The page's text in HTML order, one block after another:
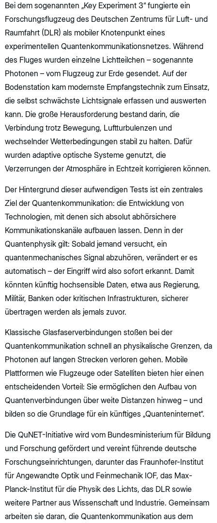
Bei dem sogenannten „Key Experiment 3“ fungierte ein
Forschungsflugzeug des Deutschen Zentrums für Luft- und
Raumfahrt (DLR) als mobiler Knotenpunkt eines
experimentellen Quantenkommunikationsnetzes. Während
des Fluges wurden einzelne Lichtteilchen – sogenannte
Photonen – vom Flugzeug zur Erde gesendet. Auf der
Bodenstation kam modernste Empfangstechnik zum Einsatz,
die selbst schwächste Lichtsignale erfassen und auswerten
kann. Die große Herausforderung bestand darin, die
Verbindung trotz Bewegung, Luftturbulenzen und
wechselnder Wetterbedingungen stabil zu halten. Dafür
wurden adaptive optische Systeme genutzt, die
Verzerrungen der Atmosphäre in Echtzeit korrigieren können.
Der Hintergrund dieser aufwendigen Tests ist ein zentrales
Ziel der Quantenkommunikation: die Entwicklung von
Technologien, mit denen sich absolut abhörsichere
Kommunikationskanäle aufbauen lassen. Denn in der
Quantenphysik gilt: Sobald jemand versucht, ein
quantenmechanisches Signal abzuhören, verändert er es
automatisch – der Eingriff wird also sofort erkannt. Damit
könnten künftig hochsensible Daten, etwa aus Regierung,
Militär, Banken oder kritischen Infrastrukturen, sicherer
übertragen werden als jemals zuvor.
Klassische Glasfaserverbindungen stoßen bei der
Quantenkommunikation schnell an physikalische Grenzen, da
Photonen auf langen Strecken verloren gehen. Mobile
Plattformen wie Flugzeuge oder Satelliten bieten hier einen
entscheidenden Vorteil: Sie ermöglichen den Aufbau von
Quantenverbindungen über weite Distanzen hinweg – und
bilden so die Grundlage für ein künftiges „Quanteninternet“.
Die QuNET-Initiative wird vom Bundesministerium für Bildung
und Forschung gefördert und vereint führende deutsche
Forschungseinrichtungen, darunter das Fraunhofer-Institut
für Angewandte Optik und Feinmechanik IOF, das Max-
Planck-Institut für die Physik des Lichts, das DLR sowie
weitere Partner aus Wissenschaft und Industrie. Gemeinsam
arbeiten sie daran, die Quantenkommunikation aus dem